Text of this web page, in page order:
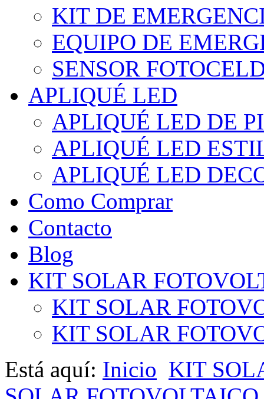
KIT DE
EQUIPO DE
SENSOR
APLIQUÉ LED
APLIQUÉ LED DE
APLIQUÉ LED
APLIQUÉ LED
Como Comprar
Contacto
Blog
KIT SOLAR
KIT SOLAR
KIT SOLAR
Está aquí: Inicio KIT